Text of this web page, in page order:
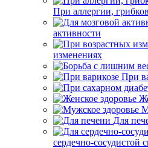
При аллергии,
активности
изменениях
При
Для
сердечно-сосудистой